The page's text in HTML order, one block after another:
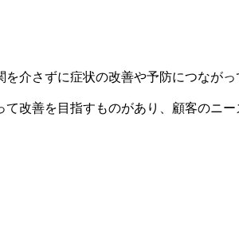
介さずに症状の改善や予防につながっ
改善を目指すものがあり、顧客のニ